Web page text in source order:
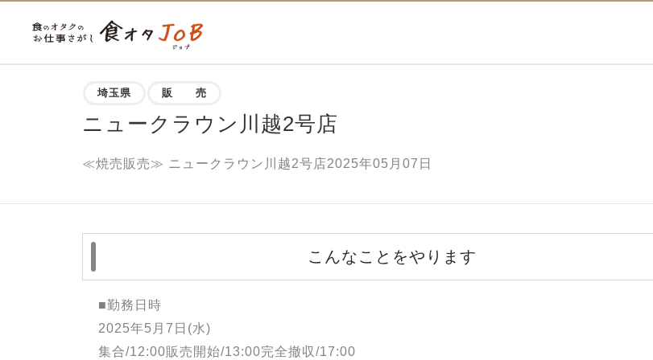
埼玉県 販 売
ニュークラウン川越2号店
≪焼売販売≫ ニュークラウン川越2号店2025年05月07日
こんなことをやります
■勤務日時
2025年5月7日(水)
集合/12:00販売開始/13:00完全撤収/17:00